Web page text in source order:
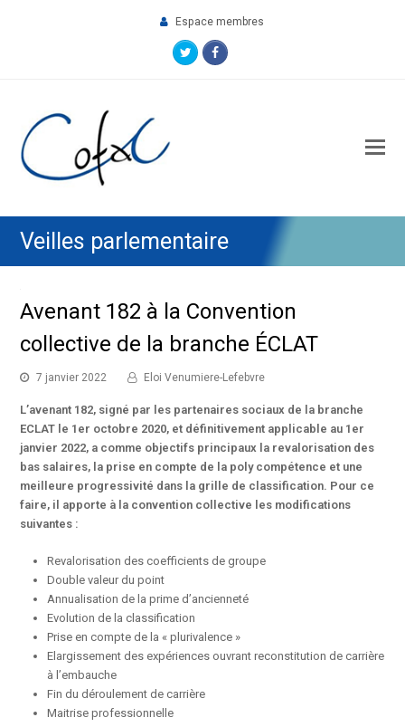
Espace membres
TwitterFacebook
Veilles parlementaire
Avenant 182 à la Convention
collective de la branche ÉCLAT
7 janvier 2022 Eloi Venumiere-Lefebvre
L’avenant 182, signé par les partenaires sociaux de la branche
ECLAT le 1er octobre 2020, et définitivement applicable au 1er
janvier 2022, a comme objectifs principaux la revalorisation des
bas salaires, la prise en compte de la poly compétence et une
meilleure progressivité dans la grille de classification. Pour ce
faire, il apporte à la convention collective les modifications
suivantes :
Revalorisation des coefficients de groupe
Double valeur du point
Annualisation de la prime d’ancienneté
Evolution de la classification
Prise en compte de la « plurivalence »
Elargissement des expériences ouvrant reconstitution de carrière
à l’embauche
Fin du déroulement de carrière
Maitrise professionnelle